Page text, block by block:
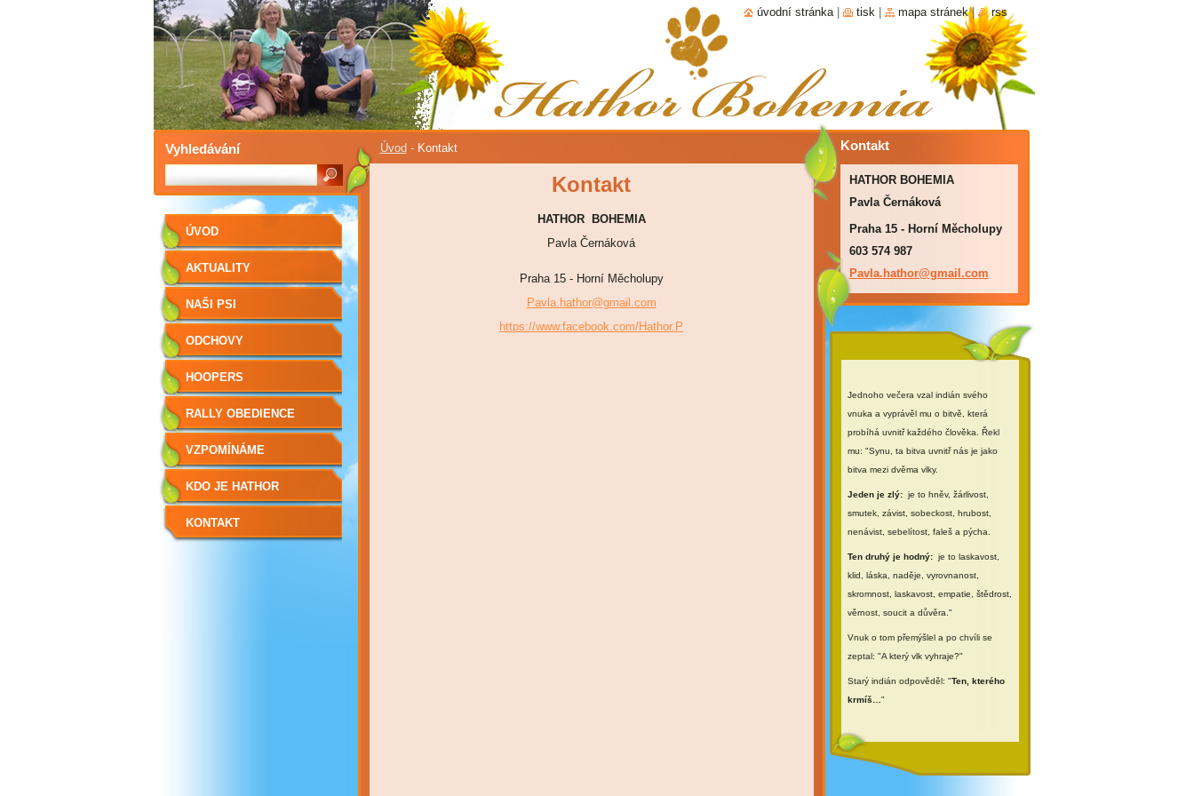
Úvod - Kontakt
Kontakt
HATHOR BOHEMIA
Pavla Černáková
Praha 15 - Horní Měcholupy
Pavla.hathor@gmail.com
https://www.facebook.com/Hathor.P
ÚVOD
AKTUALITY
NAŠI PSI
ODCHOVY
HOOPERS
RALLY OBEDIENCE
VZPOMÍNÁME
KDO JE HATHOR
KONTAKT
Kontakt
HATHOR BOHEMIA
Pavla Černáková
Praha 15 - Horní Měcholupy
603 574 987
Pavla.hathor@gmail.com
Jednoho večera vzal indián svého
vnuka a vyprávěl mu o bitvě, která
probíhá uvnitř každého člověka. Řekl
mu: "Synu, ta bitva uvnitř nás je jako
bitva mezi dvěma vlky.
Jeden je zlý:je to hněv, žárlivost,
smutek, závist, sobeckost, hrubost,
nenávist, sebelítost, faleš a pýcha.
Ten druhý je hodný: je to laskavost,
klid, láska, naděje, vyrovnanost,
skromnost, laskavost, empatie, štědrost,
věrnost, soucit a důvěra."
Vnuk o tom přemýšlel a po chvíli se
zeptal: "A který vlk vyhraje?"
Starý indián odpověděl: "Ten, kterého
krmíš… "
Vyhledávání
úvodní stránka tisk mapa stránek | rss